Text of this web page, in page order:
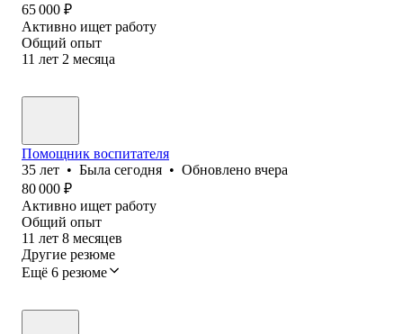
65 000 ₽
Активно ищет работу
Общий опыт
11 лет 2 месяца
Помощник воспитателя
35 лет • Была сегодня • Обновлено вчера
80 000 ₽
Активно ищет работу
Общий опыт
11 лет 8 месяцев
Другие резюме
Ещё 6 резюме